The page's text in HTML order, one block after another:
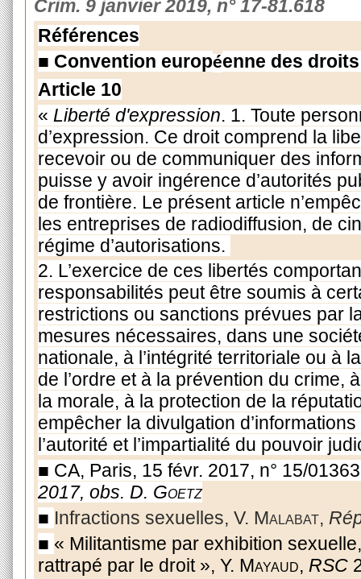
Crim. 9 janvier 2019, n° 17-81.618
Références
■ Convention européenne des
Article 10
« Liberté d'expression. 1. Toute
d’expression. Ce droit comprend la
recevoir ou de communiquer des
puisse y avoir ingérence d’autorités
de frontière. Le présent article
les entreprises de radiodiffusion, de
régime d’autorisations.
2. L’exercice de ces libertés
responsabilités peut être soumis à
restrictions ou sanctions prévues par
mesures nécessaires, dans une
nationale, à l’intégrité territoriale ou à
de l’ordre et à la prévention du crime,
la morale, à la protection de la
empêcher la divulgation
l’autorité et l’impartialité du pouvoir
■ CA, Paris, 15 févr. 2017, n° 15/
2017, obs. D. Goetz
■ Infractions sexuelles, V. Malabat,
■ « Militantisme par exhibition
rattrapé par le droit », Y. Mayaud, RSC